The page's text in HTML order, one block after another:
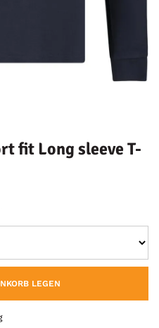
fit Long sleeve T-
LEGEN